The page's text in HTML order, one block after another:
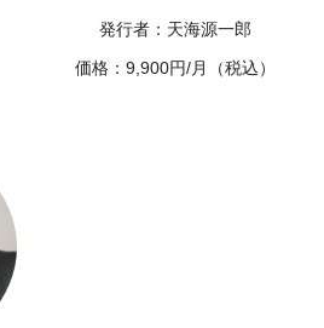
発行者：天海源一郎
価格：9,900円/月（税込）